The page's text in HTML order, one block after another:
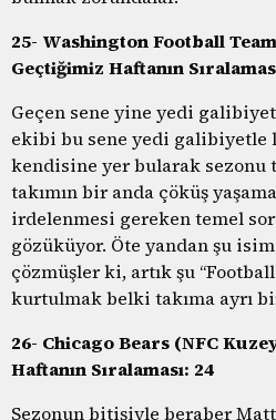
25- Washington Football
Geçtiğimiz Haftanın
Geçen sene yine yedi
ekibi bu sene yedi galibiyetle
kendisine yer bularak sezonu
takımın bir anda çöküş
irdelenmesi gereken temel
gözüküyor. Öte yandan şu
çözmüşler ki, artık şu
kurtulmak belki takıma ayrı
26- Chicago Bears (NFC
Haftanın Sıralaması: 24
Sezonun bitişiyle beraber Matt